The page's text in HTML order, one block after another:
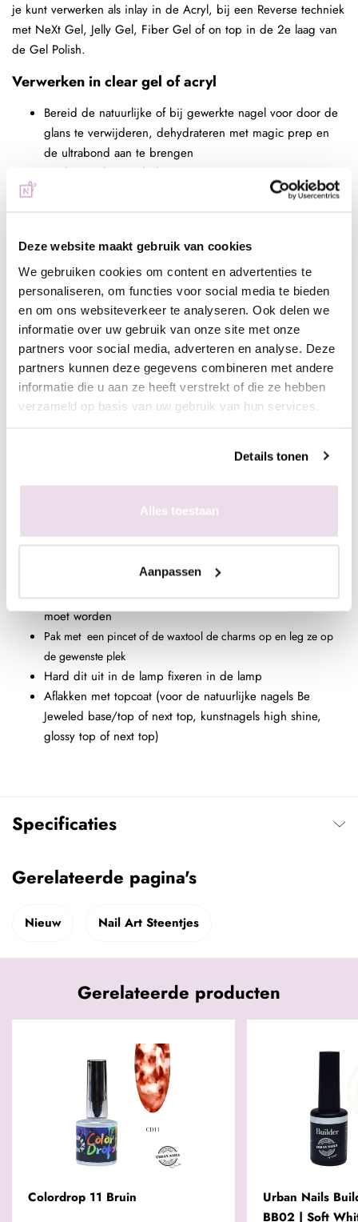
Deze website maakt gebruik van cookies
We gebruiken cookies om content en advertenties te
personaliseren, om functies voor social media te bieden
en om ons websiteverkeer te analyseren. Ook delen we
informatie over uw gebruik van onze site met onze
partners voor social media, adverteren en analyse. Deze
partners kunnen deze gegevens combineren met andere
informatie die u aan ze heeft verstrekt of die ze hebben
verzameld op basis van uw gebruik van hun services.
Details tonen
Alles toestaan
Aanpassen
je kunt verwerken als inlay in de Acryl, bij een Reverse techniek
met NeXt Gel, Jelly Gel, Fiber Gel of on top in de 2e laag van
de Gel Polish.
Verwerken in clear gel of acryl
Bereid de natuurlijke of bij gewerkte nagel voor door de
glans te verwijderen, dehydrateren met magic prep en
de ultrabond aan te brengen
Maak een clear onderlaag
Meng de glitter met clear gel/acryl of pak een bol clear
Maak een bolling en seal de glitters helemaal af met clear
acryl/gel
Vijl de kunstnagel in model
Breng een topcoat naar wens aan, bijvoorbeeld next top,
high shine of glossy top
Indien je met gel werkt raden we de titanium gel clear
aan, werk je liever met acryl? Kies dan voor de perfect
clear.
Bereid de natuurlijke nagel voor door de glans te
Breng de rubber base, superbond base gel, of Be
Jeweled base/top aan
aan (telkens uitharden, 30 sec sunlight, 2 min UV)
Breng de gem gel aan op de plek waar het geplaatst
moet worden
Pak met een pincet of de waxtool de charms op en leg ze op
de gewenste plek
Hard dit uit in de lamp fixeren in de lamp
Aflakken met topcoat (voor de natuurlijke nagels Be
Jeweled base/top of next top, kunstnagels high shine,
glossy top of next top)
Specificaties
Gerelateerde pagina's
Nieuw Nail Art Steentjes
Gerelateerde producten
Colordrop 11 Bruin
Urban Nails
BB02 | Soft